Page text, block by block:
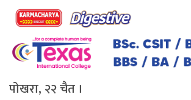
पोखरा, २२ चैत ।